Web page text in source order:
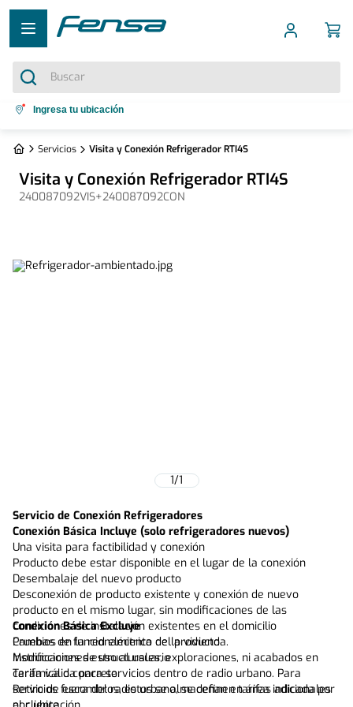
Buscar
Términos más buscados
3. bottom freezer
Ingresa tu ubicación
Servicios Visita y Conexión Refrigerador RTI4S
Visita y Conexión Refrigerador RTI4S
240087092VIS+240087092CON
1/1
Servicio de Conexión Refrigeradores
Conexión Básica Incluye (solo refrigeradores nuevos)
Una visita para factibilidad y conexión
Producto debe estar disponible en el lugar de la conexión
Desembalaje del nuevo producto
Desconexión de producto existente y conexión de nuevo
producto en el mismo lugar, sin modificaciones de las
condiciones de instalación existentes en el domicilio
Pruebas de funcionamiento del producto
Instrucciones de uso al usuario
Tarifa válida para servicios dentro de radio urbano. Para
servicios fuera del radio urbano, se definen tarifas adicionales
Conexión Básica Excluye
Cambios en la red eléctrica de la vivienda.
Modificaciones estructurales, exploraciones, ni acabados en
cerámica o concreto.
Retiro de escombros, estos se almacenan en área indicada por